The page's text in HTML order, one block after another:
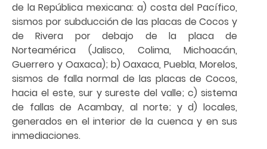
de la República mexicana: a) costa del Pacífico,
sismos por subducción de las placas de Cocos y
de Rivera por debajo de la placa de
Norteamérica (Jalisco, Colima, Michoacán,
Guerrero y Oaxaca); b) Oaxaca, Puebla, Morelos,
sismos de falla normal de las placas de Cocos,
hacia el este, sur y sureste del valle; c) sistema
de fallas de Acambay, al norte; y d) locales,
generados en el interior de la cuenca y en sus
inmediaciones.